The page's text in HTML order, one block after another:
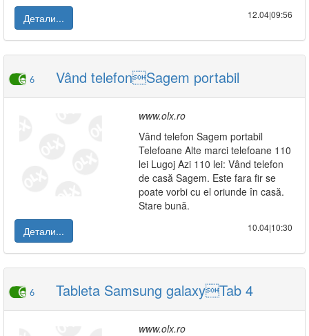
Детали...
12.04|09:56
6 Vând telefonSagem portabil
www.olx.ro
Vând telefon Sagem portabil
Telefoane Alte marci telefoane 110
lei Lugoj Azi 110 lei: Vând telefon
de casă Sagem. Este fara fir se
poate vorbi cu el oriunde în casă.
Stare bună.
Детали...
10.04|10:30
6 Tableta Samsung galaxyTab 4
www.olx.ro